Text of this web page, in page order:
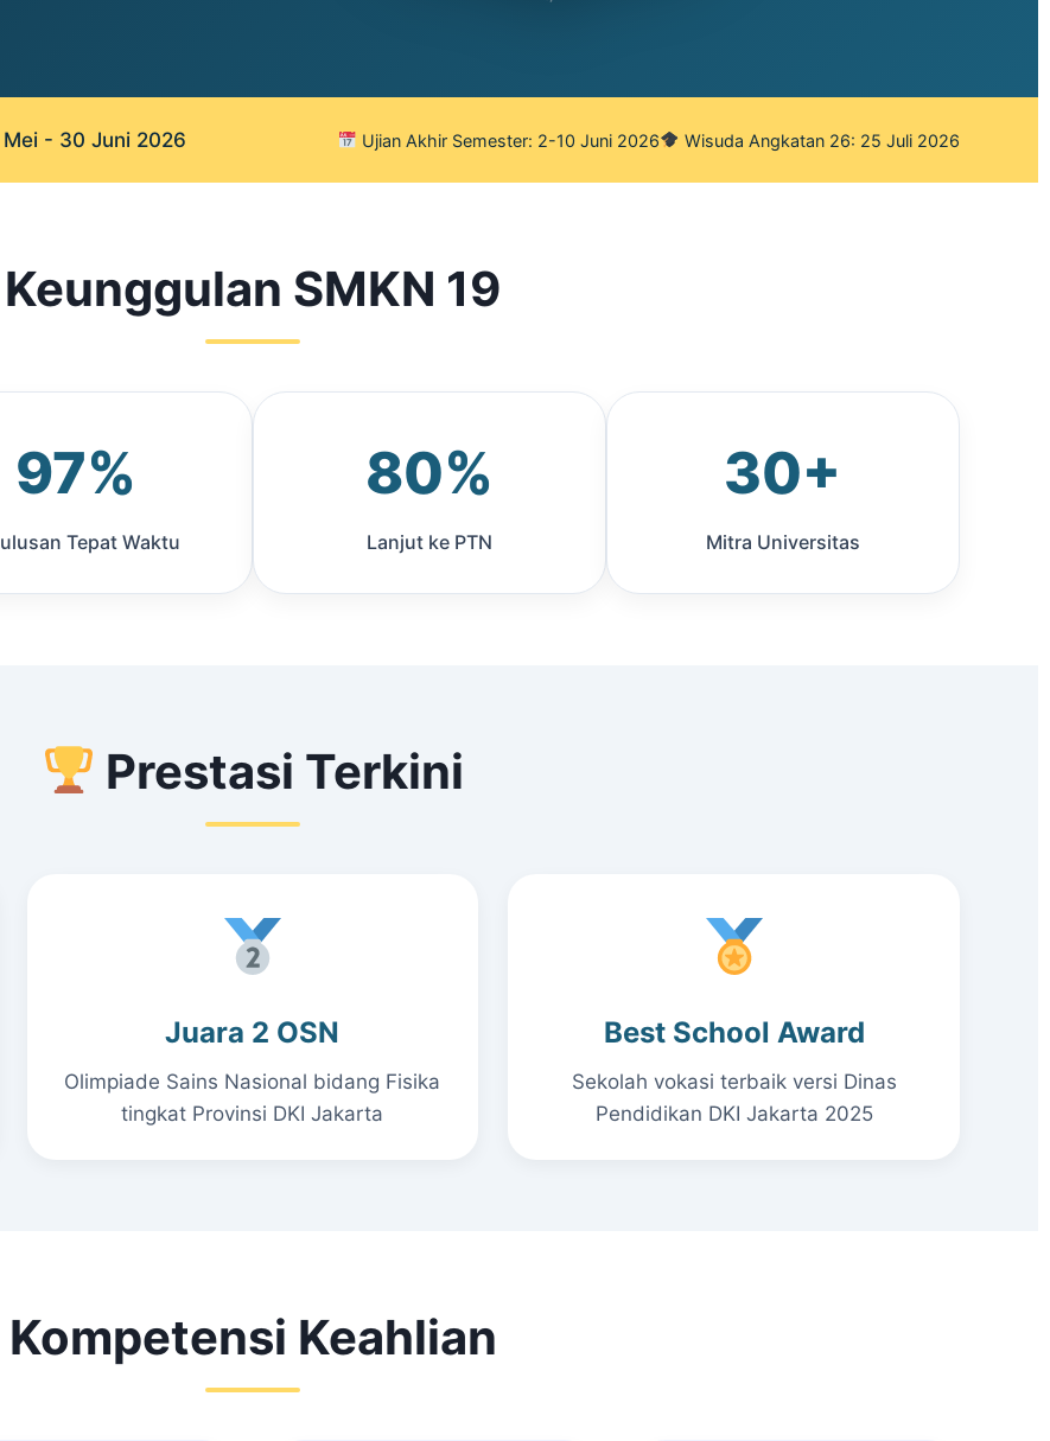
Mei - 30 Juni 2026 Ujian Akhir Semester: 2-10 Juni 2026 Wisuda Angkatan 26: 25 Juli 2026
Keunggulan SMKN 19
97%
Tepat Waktu
80%
Lanjut ke PTN
30+
Mitra Universitas
Prestasi Terkini
Juara 2 OSN
Olimpiade Sains Nasional bidang Fisika
tingkat Provinsi DKI Jakarta
Best School Award
Sekolah vokasi terbaik versi Dinas
Pendidikan DKI Jakarta 2025
Kompetensi Keahlian